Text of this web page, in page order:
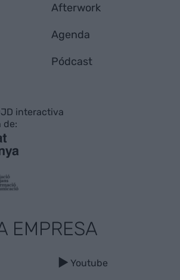
Afterwork
Agenda
Pódcast
interactiva
de:
EMPRESA
Youtube